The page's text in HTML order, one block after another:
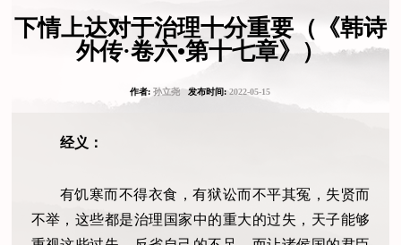
下情上达对于治理十分重要（《韩诗
外传·卷六•第十七章》）
作者:孙立尧发布时间:2022-05-15
经义：
有饥寒而不得衣食，有狱讼而不平其冤，失贤而
不举，这些都是治理国家中的重大的过失，天子能够